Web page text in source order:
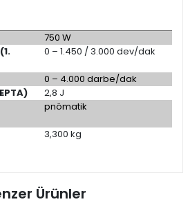
750 W
0 – 1.450 / 3.000 dev/dak
0 – 4.000 darbe/dak
2,8 J
pnömatik
3,300 kg
Ürünler